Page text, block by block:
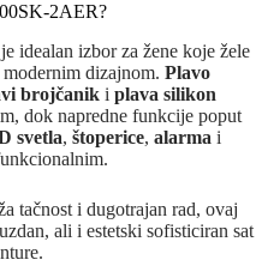
2AER?
je idealan izbor za žene koje žele
dizajnom. Plavo
brojčanik i plava silikon
dok napredne funkcije poput
svetla, štoperice, alarma i
tačnost i dugotrajan rad, ovaj
ali i estetski sofisticiran sat